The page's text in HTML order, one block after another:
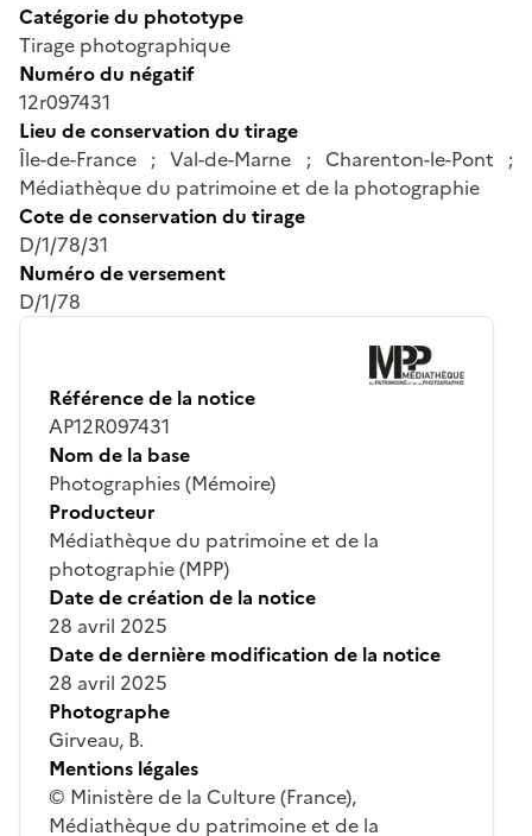
Catégorie du phototype
Tirage photographique
Numéro du négatif
12r097431
Lieu de conservation du tirage
Île-de-France ; Val-de-Marne ; Charenton-le-Pont ;
Médiathèque du patrimoine et de la photographie
Cote de conservation du tirage
D/1/78/31
Numéro de versement
D/1/78
Référence de la notice
AP12R097431
Nom de la base
Photographies (Mémoire)
Producteur
Médiathèque du patrimoine et de la
photographie (MPP)
Date de création de la notice
28 avril 2025
Date de dernière modification de la notice
28 avril 2025
Photographe
Girveau, B.
Mentions légales
© Ministère de la Culture (France),
Médiathèque du patrimoine et de la